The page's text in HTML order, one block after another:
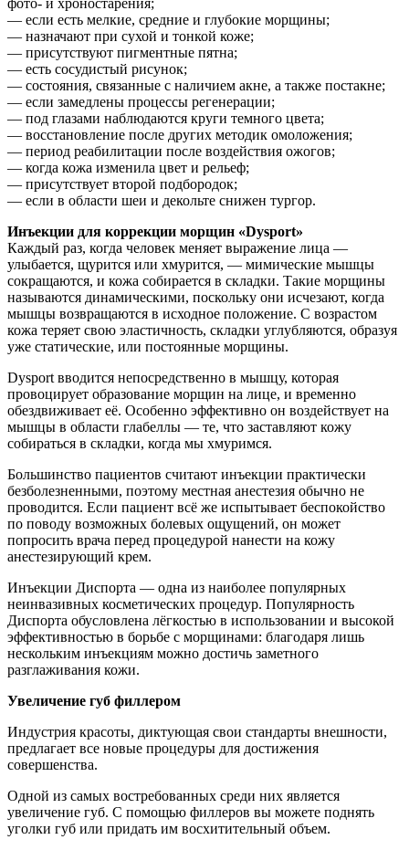
— если есть мелкие, средние и глубокие морщины;
— назначают при сухой и тонкой коже;
— присутствуют пигментные пятна;
— есть сосудистый рисунок;
— состояния, связанные с наличием акне, а также постакне;
— если замедлены процессы регенерации;
— под глазами наблюдаются круги темного цвета;
— восстановление после других методик омоложения;
— период реабилитации после воздействия ожогов;
— когда кожа изменила цвет и рельеф;
— присутствует второй подбородок;
— если в области шеи и декольте снижен тургор.
Инъекции для коррекции морщин «Dysport»
Каждый раз, когда человек меняет выражение лица —
улыбается, щурится или хмурится, — мимические мышцы
сокращаются, и кожа собирается в складки. Такие морщины
называются динамическими, поскольку они исчезают, когда
мышцы возвращаются в исходное положение. С возрастом
кожа теряет свою эластичность, складки углубляются, образуя
уже статические, или постоянные морщины.
Dysport вводится непосредственно в мышцу, которая
провоцирует образование морщин на лице, и временно
обездвиживает её. Особенно эффективно он воздействует на
мышцы в области глабеллы — те, что заставляют кожу
собираться в складки, когда мы хмуримся.
Большинство пациентов считают инъекции практически
безболезненными, поэтому местная анестезия обычно не
проводится. Если пациент всё же испытывает беспокойство
по поводу возможных болевых ощущений, он может
попросить врача перед процедурой нанести на кожу
анестезирующий крем.
Инъекции Диспорта — одна из наиболее популярных
неинвазивных косметических процедур. Популярность
Диспорта обусловлена лёгкостью в использовании и высокой
эффективностью в борьбе с морщинами: благодаря лишь
нескольким инъекциям можно достичь заметного
разглаживания кожи.
Увеличение губ филлером
Индустрия красоты, диктующая свои стандарты внешности,
предлагает все новые процедуры для достижения
совершенства.
Одной из самых востребованных среди них является
увеличение губ. С помощью филлеров вы можете поднять
уголки губ или придать им восхитительный объем.